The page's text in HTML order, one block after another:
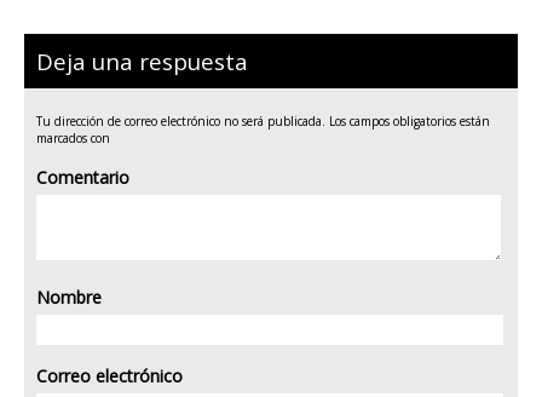
Deja una respuesta
Tu dirección de correo electrónico no será publicada. Los campos obligatorios están
marcados con
Comentario
Nombre
Correo electrónico